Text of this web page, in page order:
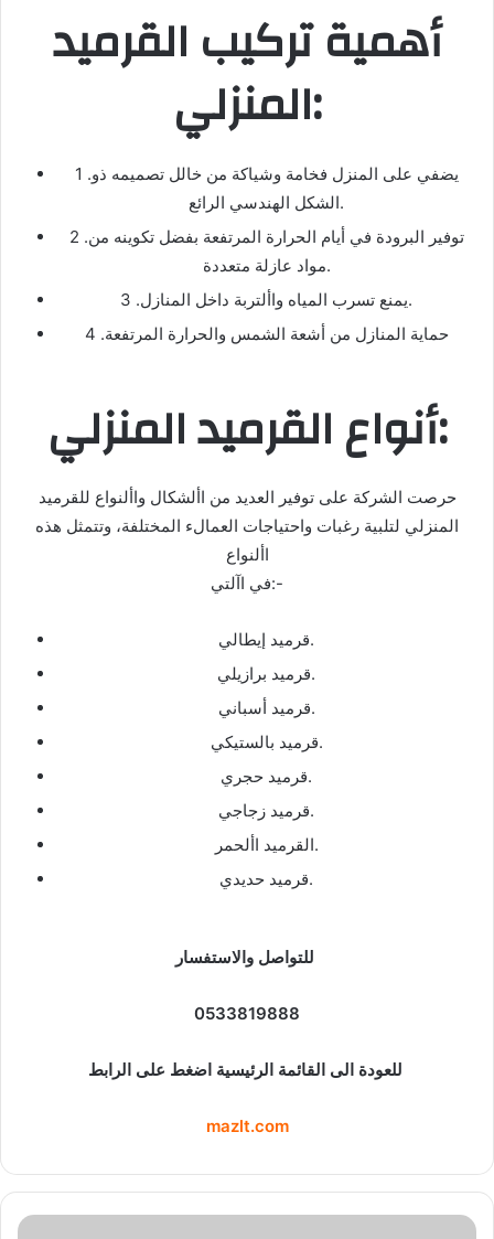
أهمية تركيب القرميد
المنزلي:
1 .يضفي على المنزل فخامة وشياكة من خالل تصميمه ذو
الشكل الهندسي الرائع.
2 .توفير البرودة في أيام الحرارة المرتفعة بفضل تكوينه من
مواد عازلة متعددة.
3 .يمنع تسرب المياه واألتربة داخل المنازل.
4 .حماية المنازل من أشعة الشمس والحرارة المرتفعة
أنواع القرميد المنزلي:
حرصت الشركة على توفير العديد من األشكال واألنواع للقرميد
المنزلي لتلبية رغبات واحتياجات العمالء المختلفة، وتتمثل هذه
األنواع
في اآلتي:-
قرميد إيطالي.
قرميد برازيلي.
قرميد أسباني.
قرميد بالستيكي.
قرميد حجري.
قرميد زجاجي.
القرميد األحمر.
قرميد حديدي.
0533819888
mazlt.com